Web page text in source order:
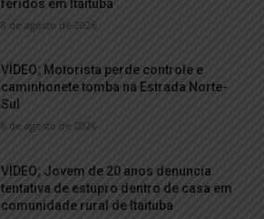
feridos em Itaituba
8 de agosto de 2026
VÍDEO; Motorista perde controle e
caminhonete tomba na Estrada Norte-
Sul
8 de agosto de 2026
VÍDEO; Jovem de 20 anos denuncia
tentativa de estupro dentro de casa em
comunidade rural de Itaituba